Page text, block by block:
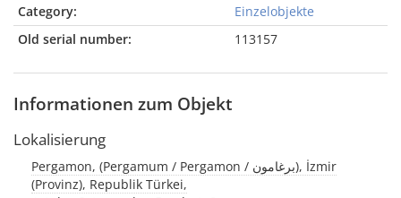
Category:
Einzelobjekte
Old serial number:
113157
Informationen zum Objekt
Lokalisierung
Pergamon, (Pergamum / Pergamon / برغامون), İzmir
(Provinz), Republik Türkei,